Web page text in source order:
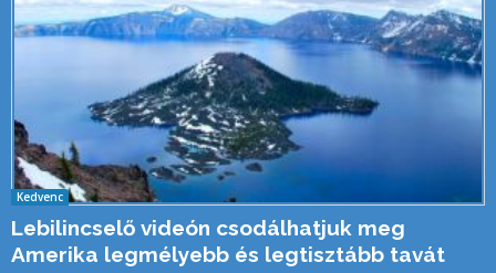
Kedvenc
Lebilincselő videón csodálhatjuk meg
Amerika legmélyebb és legtisztább tavát